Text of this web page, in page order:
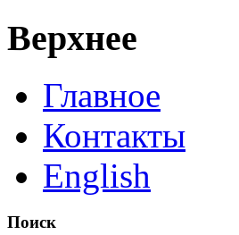
Верхнее
Главное
Контакты
English
Поиск